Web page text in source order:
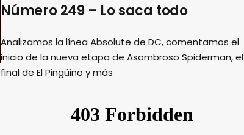
Número 249 – Lo saca todo
Analizamos la línea Absolute de DC, comentamos el
inicio de la nueva etapa de Asombroso Spiderman, el
final de El Pingüino y más